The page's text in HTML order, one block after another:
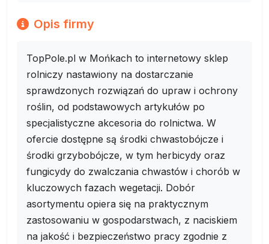
Opis firmy
TopPole.pl w Mońkach to internetowy sklep
rolniczy nastawiony na dostarczanie
sprawdzonych rozwiązań do upraw i ochrony
roślin, od podstawowych artykułów po
specjalistyczne akcesoria do rolnictwa. W
ofercie dostępne są środki chwastobójcze i
środki grzybobójcze, w tym herbicydy oraz
fungicydy do zwalczania chwastów i chorób w
kluczowych fazach wegetacji. Dobór
asortymentu opiera się na praktycznym
zastosowaniu w gospodarstwach, z naciskiem
na jakość i bezpieczeństwo pracy zgodnie z